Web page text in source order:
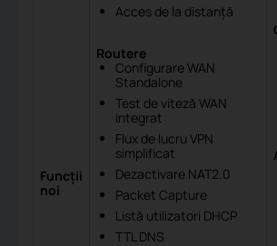
Funcții
noi
Acces de la distanță
Routere
Configurare WAN
Standalone
Test de viteză WAN
integrat
Flux de lucru VPN
simplificat
Dezactivare NAT2.0
Packet Capture
Listă utilizatori DHCP
TTL DNS